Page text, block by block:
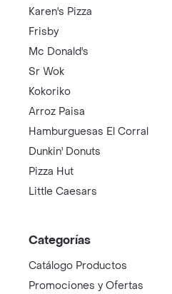
Karen's Pizza
Frisby
Mc Donald's
Sr Wok
Kokoriko
Arroz Paisa
Hamburguesas El Corral
Dunkin' Donuts
Pizza Hut
Little Caesars
Categorías
Catálogo Productos
Promociones y Ofertas